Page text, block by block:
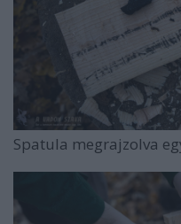
Spatula megrajzolva